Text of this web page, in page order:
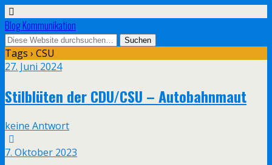
Blog Kommunikation
Tags › CSU
27. Juni 2024
Stilblüten der CDU/CSU – Autobahnmaut
keine Antwort
7. Oktober 2023